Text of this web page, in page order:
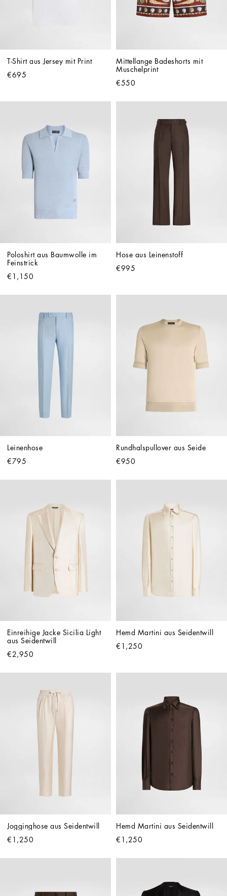
T-Shirt aus Jersey mit Print
€695
Mittellange Badeshorts mit
Muschelprint
€550
Poloshirt aus Baumwolle im
Feinstrick
€1,150
Hose aus Leinenstoff
€995
Leinenhose
€795
Rundhalspullover aus Seide
€950
Einreihige Jacke Sicilia Light
aus Seidentwill
€2,950
Hemd Martini aus Seidentwill
€1,250
Jogginghose aus Seidentwill
€1,250
Hemd Martini aus Seidentwill
€1,250